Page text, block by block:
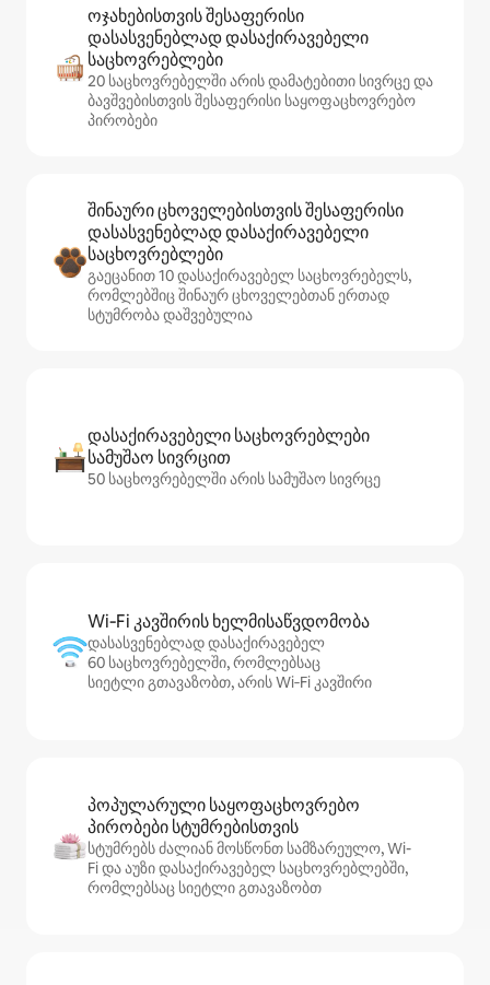
ოჯახებისთვის შესაფერისი
დასასვენებლად დასაქირავებელი
საცხოვრებლები
20 საცხოვრებელში არის დამატებითი სივრცე და
ბავშვებისთვის შესაფერისი საყოფაცხოვრებო
პირობები
შინაური ცხოველებისთვის შესაფერისი
დასასვენებლად დასაქირავებელი
საცხოვრებლები
გაეცანით 10 დასაქირავებელ საცხოვრებელს,
რომლებშიც შინაურ ცხოველებთან ერთად
სტუმრობა დაშვებულია
დასაქირავებელი საცხოვრებლები
სამუშაო სივრცით
50 საცხოვრებელში არის სამუშაო სივრცე
Wi‑Fi კავშირის ხელმისაწვდომობა
დასასვენებლად დასაქირავებელ
60 საცხოვრებელში, რომლებსაც
სიეტლი გთავაზობთ, არის Wi‑Fi კავშირი
პოპულარული საყოფაცხოვრებო
პირობები სტუმრებისთვის
სტუმრებს ძალიან მოსწონთ სამზარეულო, Wi-
Fi და აუზი დასაქირავებელ საცხოვრებლებში,
რომლებსაც სიეტლი გთავაზობთ